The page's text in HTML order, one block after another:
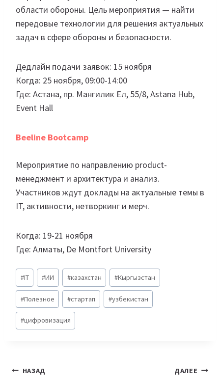
области обороны. Цель мероприятия — найти
передовые технологии для решения актуальных
задач в сфере обороны и безопасности.
Дедлайн подачи заявок: 15 ноября
Когда: 25 ноября, 09:00-14:00
Где: Астана, пр. Мангилик Ел, 55/8, Astana Hub,
Event Hall
Beeline Bootcamp
Мероприятие по направлению product-
менеджмент и архитектура и анализ.
Участников ждут доклады на актуальные темы в
IT, активности, нетворкинг и мерч.
Когда: 19-21 ноября
Где: Алматы, De Montfort University
Метки
записи:
#IT #ИИ #казахстан #Кыргызстан
#Полезное #стартап #узбекистан
#цифровизация
Навигация
НАЗАД ДАЛЕЕ